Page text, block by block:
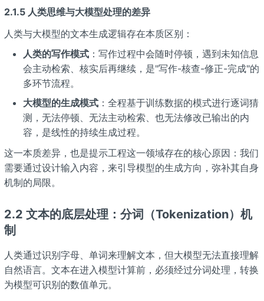
2.1.5 人类思维与大模型处理的差异
人类与大模型的文本生成逻辑存在本质区别：
人类的写作模式：写作过程中会随时停顿，遇到未知信息
会主动检索、核实后再继续，是"写作-核查-修正-完成"的
多环节流程。
大模型的生成模式：全程基于训练数据的模式进行逐词猜
测，无法停顿、无法主动检索、也无法修改已输出的内
容，是线性的持续生成过程。
这一本质差异，也是提示工程这一领域存在的核心原因：我们
需要通过设计输入内容，来引导模型的生成方向，弥补其自身
机制的局限。
2.2 文本的底层处理：分词（Tokenization）机
制
人类通过识别字母、单词来理解文本，但大模型无法直接理解
自然语言。文本在进入模型计算前，必须经过分词处理，转换
为模型可识别的数值单元。